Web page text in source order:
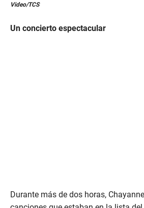
s
c
o
n
Video/TCS
Un concierto espectacular
Durante más de dos horas,